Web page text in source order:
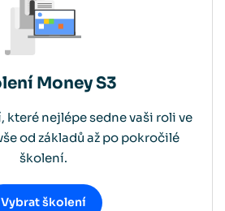
Money S3
které nejlépe sedne vaši roli ve
od základů až po pokročilé
školení.
Vybrat školení